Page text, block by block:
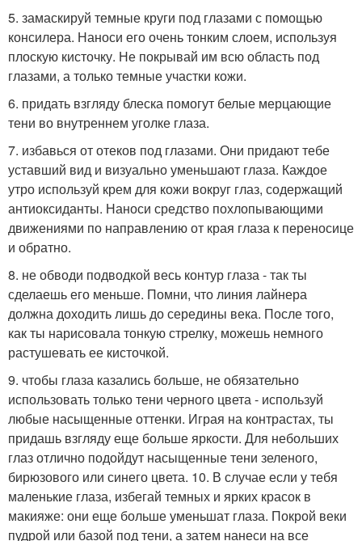
5. замаскируй темные круги под глазами с помощью
консилера. Наноси его очень тонким слоем, используя
плоскую кисточку. Не покрывай им всю область под
глазами, а только темные участки кожи.
6. придать взгляду блеска помогут белые мерцающие
тени во внутреннем уголке глаза.
7. избавься от отеков под глазами. Они придают тебе
уставший вид и визуально уменьшают глаза. Каждое
утро используй крем для кожи вокруг глаз, содержащий
антиоксиданты. Наноси средство похлопывающими
движениями по направлению от края глаза к переносице
и обратно.
8. не обводи подводкой весь контур глаза - так ты
сделаешь его меньше. Помни, что линия лайнера
должна доходить лишь до середины века. После того,
как ты нарисовала тонкую стрелку, можешь немного
растушевать ее кисточкой.
9. чтобы глаза казались больше, не обязательно
использовать только тени черного цвета - используй
любые насыщенные оттенки. Играя на контрастах, ты
придашь взгляду еще больше яркости. Для небольших
глаз отлично подойдут насыщенные тени зеленого,
бирюзового или синего цвета. 10. В случае если у тебя
маленькие глаза, избегай темных и ярких красок в
макияже: они еще больше уменьшат глаза. Покрой веки
пудрой или базой под тени, а затем нанеси на все